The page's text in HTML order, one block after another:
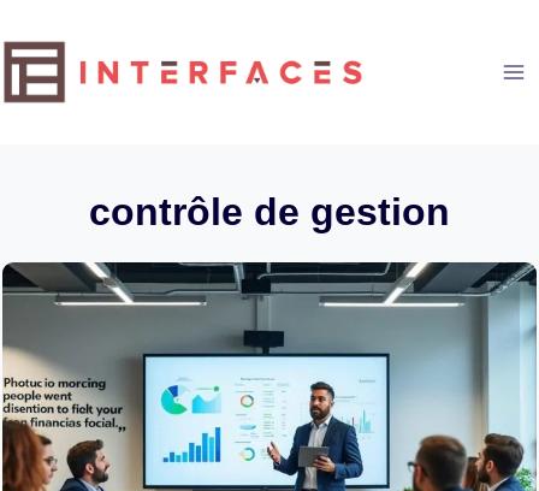
au
contenu
contrôle de gestion